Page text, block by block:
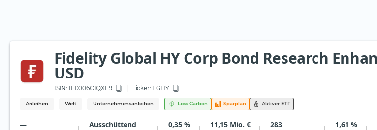
Fidelity Global HY Corp Bond Research
USD
ISIN: IE0006OIQXE9 Ticker: FGHY
Anleihen Welt Unternehmensanleihen Low Carbon Sparplan Aktiver ETF
— Ausschüttend 0,35 % 11,15 Mio. € 283 1,61 %